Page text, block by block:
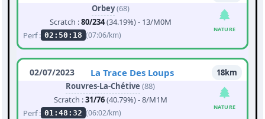
Orbey(68)
Scratch :80/234(34.19%) - 13/M0M
Perf : 02:50:18 (07:06/km)
NATURE
02/07/2023 La Trace Des Loups
18km
Rouvres-La-Chétive (88)
Scratch :31/76(40.79%) - 8/M1M
Perf : 01:48:32 (06:02/km)
NATURE